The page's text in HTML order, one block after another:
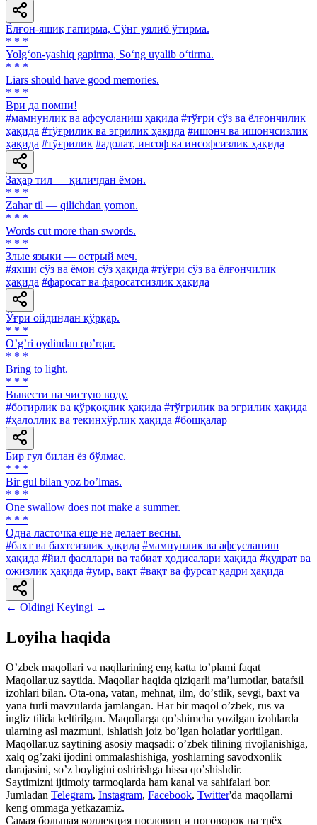
Ёлғон-яшиқ гапирма, Сўнг уялиб ўтирма.
* * *
Yolg‘on-yashiq gapirma, So‘ng uyalib o‘tirma.
* * *
Liars should have good memories.
* * *
Ври да помни!
#мамнунлик ва афсусланиш ҳақида #тўғри сўз ва ёлғончилик
ҳақида #тўғрилик ва эгрилик ҳақида #ишонч ва ишончсизлик
ҳақида #тўғрилик #адолат, инсоф ва инсофсизлик ҳақида
Заҳар тил — қиличдан ёмон.
* * *
Zahar til — qilichdan yomon.
* * *
Words cut more than swords.
* * *
Злые языки — острый меч.
#яхши сўз ва ёмон сўз ҳақида #тўғри сўз ва ёлғончилик
ҳақида #фаросат ва фаросатсизлик ҳақида
Ўғри ойдиндан қўрқар.
* * *
Oʼgʼri oydindan qoʼrqar.
* * *
Bring to light.
* * *
Вывести на чистую воду.
#ботирлик ва қўрқоқлик ҳақида #тўғрилик ва эгрилик ҳақида
#ҳалоллик ва текинхўрлик ҳақида #бошқалар
Бир гул билан ёз бўлмас.
* * *
Bir gul bilan yoz boʼlmas.
* * *
One swallow does not make a summer.
* * *
Одна ласточка еще не делает весны.
#бахт ва бахтсизлик ҳақида #мамнунлик ва афсусланиш
ҳақида #йил фасллари ва табиат ҳодисалари ҳақида #қудрат ва
ожизлик ҳақида #умр, вақт #вақт ва фурсат қадри ҳақида
← Oldingi Keyingi →
Loyiha haqida
Oʼzbek maqollari va naqllarining eng katta toʼplami faqat
Maqollar.uz saytida. Maqollar haqida qiziqarli maʼlumotlar, batafsil
izohlari bilan. Ota-ona, vatan, mehnat, ilm, doʼstlik, sevgi, baxt va
yana turli mavzularda jamlangan. Har bir maqol oʼzbek, rus va
ingliz tilida keltirilgan. Maqollarga qoʼshimcha yozilgan izohlarda
ularning asl mazmuni, ishlatish joiz boʼlgan holatlar yoritilgan.
Maqollar.uz saytining asosiy maqsadi: oʼzbek tilining rivojlanishiga,
xalq ogʼzaki ijodini ommalashishiga, yoshlarning savodxonlik
darajasini, soʼz boyligini oshirishga hissa qoʼshishdir.
Saytimizni ijtimoiy tarmoqlarda ham kanal va sahifalari bor.
Jumladan Telegram, Instagram, Facebook, Twitter'da maqollarni
keng ommaga yetkazamiz.
Самая большая коллекция пословиц и поговорок на трёх